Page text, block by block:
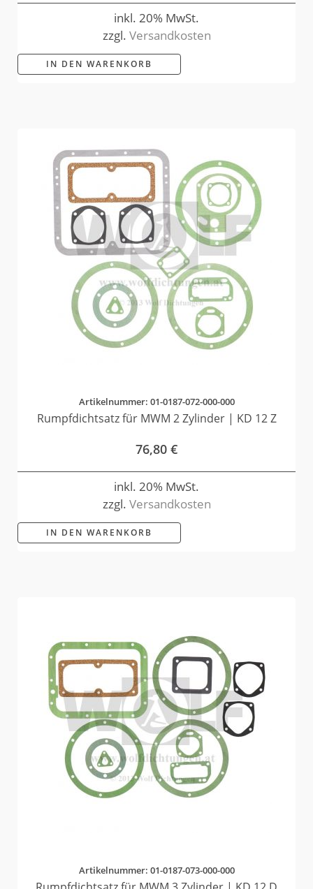
inkl. 20% MwSt.
zzgl. Versandkosten
IN DEN WARENKORB
Artikelnummer: 01-0187-072-000-000
Rumpfdichtsatz für MWM 2 Zylinder | KD 12 Z
76,80 €
inkl. 20% MwSt.
zzgl. Versandkosten
IN DEN WARENKORB
Artikelnummer: 01-0187-073-000-000